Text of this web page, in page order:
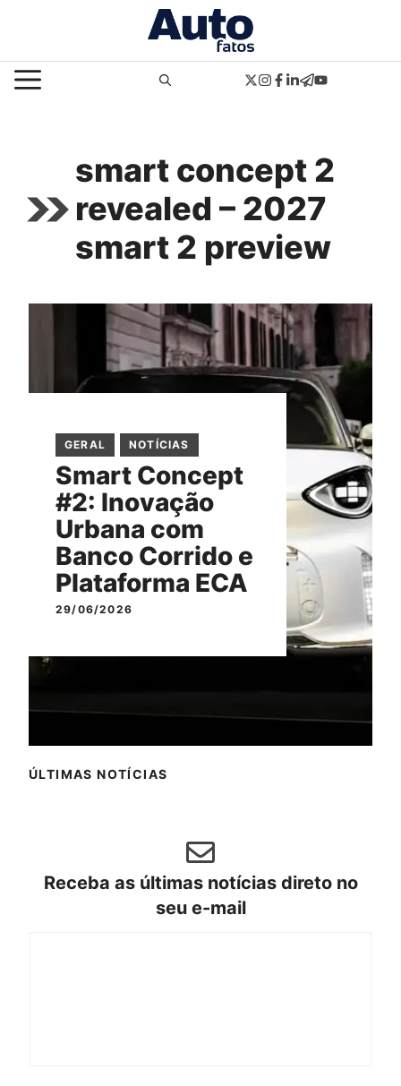
o
conteúdoMENU
smart concept 2
revealed – 2027
smart 2 preview
GERAL NOTÍCIAS
Smart Concept
#2: Inovação
Urbana com
Banco Corrido e
Plataforma ECA
29/06/2026
ÚLTIMAS NOTÍCIAS
Receba as últimas notícias direto no
seu e-mail